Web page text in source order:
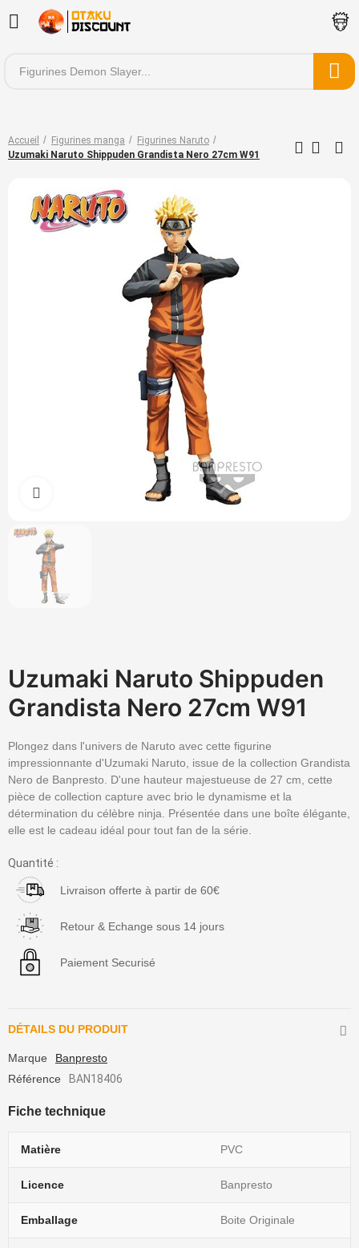
Accueil Figurines manga
Figurines Naruto
Uzumaki Naruto Shippuden Grandista Nero 27cm W91
Cliquez pour agrandir
Uzumaki Naruto Shippuden
Grandista Nero 27cm W91
Plongez dans l'univers de Naruto avec cette figurine
impressionnante d'Uzumaki Naruto, issue de la collection Grandista
Nero de Banpresto. D'une hauteur majestueuse de 27 cm, cette
pièce de collection capture avec brio le dynamisme et la
détermination du célèbre ninja. Présentée dans une boîte élégante,
elle est le cadeau idéal pour tout fan de la série.
Quantité :
Livraison offerte à partir de 60€
Retour & Echange sous 14 jours
Paiement Securisé
DÉTAILS DU PRODUIT
Marque
Banpresto
Référence
BAN18406
Fiche technique
Matière PVC
Licence Banpresto
Emballage Boite Originale